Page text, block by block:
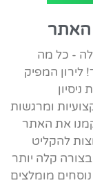
האתר
- כל מה
המפיק
מעל 12 שנות ניסיון
ומרגשות
את האתר
להקליט
קלה יותר
מומלצים